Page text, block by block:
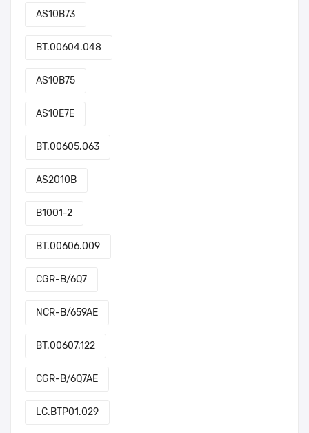
AS10B73
BT.00604.048
AS10B75
AS10E7E
BT.00605.063
AS2010B
B1001-2
BT.00606.009
CGR-B/6Q7
NCR-B/659AE
BT.00607.122
CGR-B/6Q7AE
LC.BTP01.029